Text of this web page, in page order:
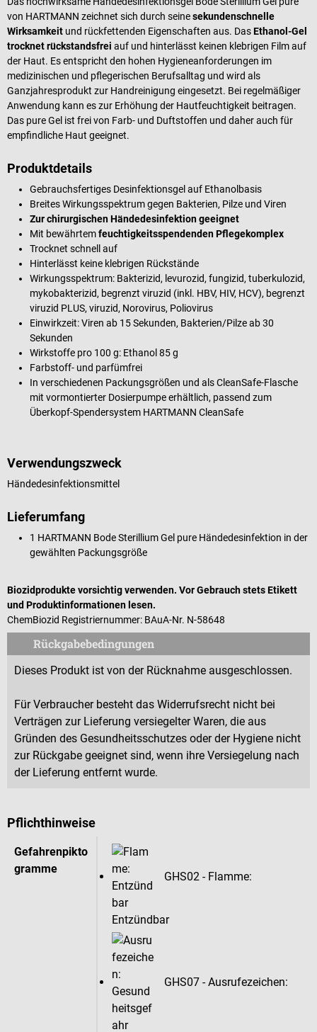
von HARTMANN zeichnet sich durch seinesekundenschnelle
Wirksamkeit und rückfettenden Eigenschaften aus. DasEthanol-Gel
trocknet rückstandsfrei auf und hinterlässt keinen klebrigen Film auf
der Haut. Es entspricht den hohen Hygieneanforderungen im
medizinischen und pflegerischen Berufsalltag und wird als
Ganzjahresprodukt zur Handreinigung eingesetzt. Bei regelmäßiger
Anwendung kann es zur Erhöhung der Hautfeuchtigkeit beitragen.
Das pure Gel ist frei von Farb- und Duftstoffen und daher auch für
empfindliche Haut geeignet.
Produktdetails
Gebrauchsfertiges Desinfektionsgel auf Ethanolbasis
Breites Wirkungsspektrum gegen Bakterien, Pilze und Viren
Zur chirurgischen Händedesinfektion geeignet
Mit bewährtemfeuchtigkeitsspendenden Pflegekomplex
Trocknet schnell auf
Hinterlässt keine klebrigen Rückstände
Wirkungsspektrum: Bakterizid, levurozid, fungizid, tuberkulozid,
mykobakterizid, begrenzt viruzid (inkl. HBV, HIV, HCV), begrenzt
viruzid PLUS, viruzid, Norovirus, Poliovirus
Einwirkzeit: Viren ab 15 Sekunden, Bakterien/Pilze ab 30
Sekunden
Wirkstoffe pro 100 g: Ethanol 85 g
Farbstoff- und parfümfrei
In verschiedenen Packungsgrößen und als CleanSafe-Flasche
mit vormontierter Dosierpumpe erhältlich, passend zum
Überkopf-Spendersystem HARTMANN CleanSafe
Verwendungszweck
Händedesinfektionsmittel
Lieferumfang
1 HARTMANN Bode Sterillium Gel pure Händedesinfektion in der
gewählten Packungsgröße
Biozidprodukte vorsichtig verwenden. Vor Gebrauch stets Etikett
und Produktinformationen lesen.
ChemBiozid Registriernummer: BAuA-Nr. N-58648
Rückgabebedingungen
Dieses Produkt ist von der Rücknahme ausgeschlossen.
Für Verbraucher besteht das Widerrufsrecht nicht bei
Verträgen zur Lieferung versiegelter Waren, die aus
Gründen des Gesundheitsschutzes oder der Hygiene nicht
zur Rückgabe geeignet sind, wenn ihre Versiegelung nach
der Lieferung entfernt wurde.
Pflichthinweise
Gefahrenpikto
gramme
GHS02 - Flamme:
Entzündbar
GHS07 - Ausrufezeichen: